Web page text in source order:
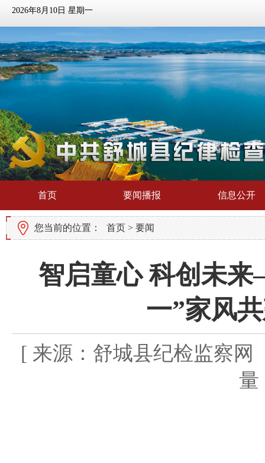
2026年8月10日 星期一
首页 要闻播报 信息公开
您当前的位置： 首页 > 要闻
智启童心 科创未
一”家风
[ 来源：舒城县纪检监察